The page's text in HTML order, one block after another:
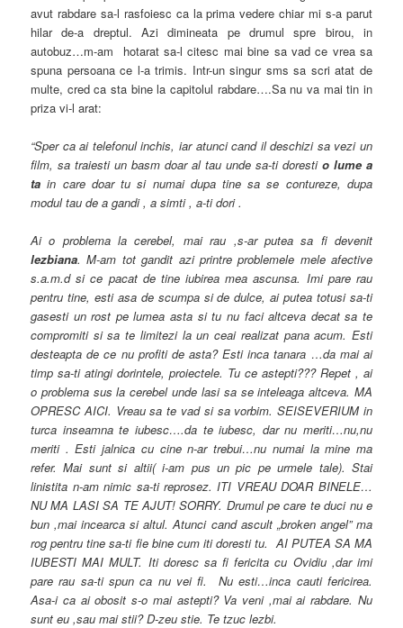
avut rabdare sa-l rasfoiesc ca la prima vedere chiar mi s-a parut
hilar de-a dreptul. Azi dimineata pe drumul spre birou, in
autobuz…m-am hotarat sa-l citesc mai bine sa vad ce vrea sa
spuna persoana ce l-a trimis. Intr-un singur sms sa scri atat de
multe, cred ca sta bine la capitolul rabdare….Sa nu va mai tin in
priza vi-l arat:
“Sper ca ai telefonul inchis, iar atunci cand il deschizi sa vezi un
film, sa traiesti un basm doar al tau unde sa-ti doresti o lume a
ta in care doar tu si numai dupa tine sa se contureze, dupa
modul tau de a gandi , a simti , a-ti dori .
Ai o problema la cerebel, mai rau ,s-ar putea sa fi devenit
lezbiana. M-am tot gandit azi printre problemele mele afective
s.a.m.d si ce pacat de tine iubirea mea ascunsa. Imi pare rau
pentru tine, esti asa de scumpa si de dulce, ai putea totusi sa-ti
gasesti un rost pe lumea asta si tu nu faci altceva decat sa te
compromiti si sa te limitezi la un ceai realizat pana acum. Esti
desteapta de ce nu profiti de asta? Esti inca tanara …da mai ai
timp sa-ti atingi dorintele, proiectele. Tu ce astepti??? Repet , ai
o problema sus la cerebel unde lasi sa se inteleaga altceva. MA
OPRESC AICI. Vreau sa te vad si sa vorbim. SEISEVERIUM in
turca inseamna te iubesc….da te iubesc, dar nu meriti…nu,nu
meriti . Esti jalnica cu cine n-ar trebui…nu numai la mine ma
refer. Mai sunt si altii( i-am pus un pic pe urmele tale). Stai
linistita n-am nimic sa-ti reprosez. ITI VREAU DOAR BINELE…
NU MA LASI SA TE AJUT! SORRY. Drumul pe care te duci nu e
bun ,mai incearca si altul. Atunci cand ascult „broken angel” ma
rog pentru tine sa-ti fie bine cum iti doresti tu. AI PUTEA SA MA
IUBESTI MAI MULT. Iti doresc sa fi fericita cu Ovidiu ,dar imi
pare rau sa-ti spun ca nu vei fi. Nu esti…inca cauti fericirea.
Asa-i ca ai obosit s-o mai astepti? Va veni ,mai ai rabdare. Nu
sunt eu ,sau mai stii? D-zeu stie. Te tzuc lezbi.